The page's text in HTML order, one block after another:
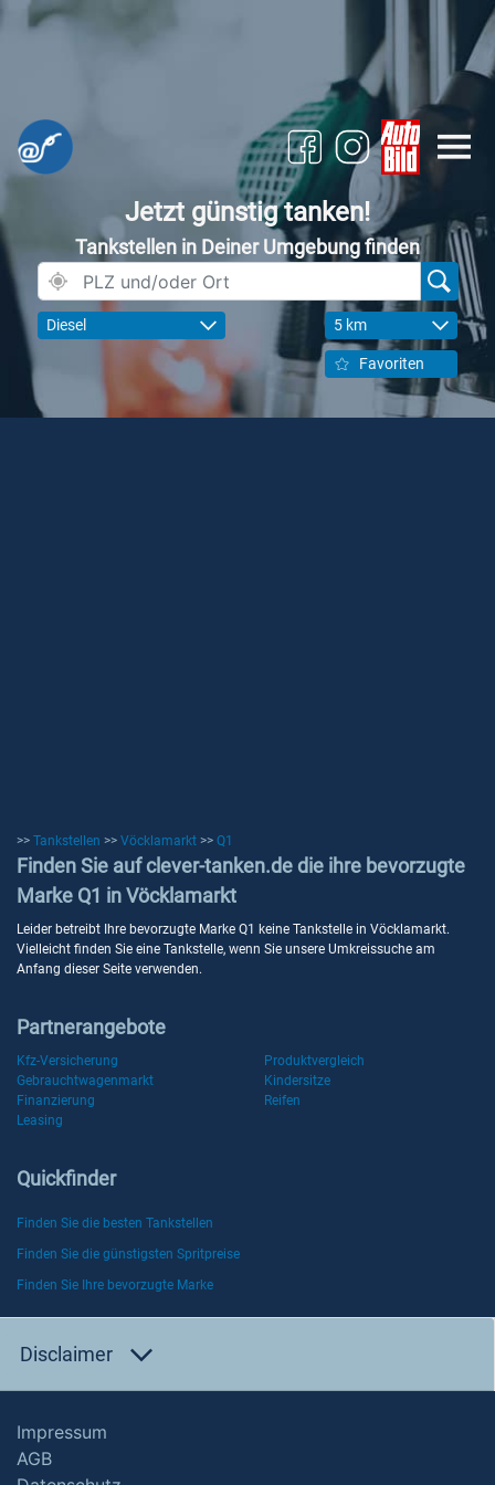
Jetzt günstig tanken!
Tankstellen in Deiner Umgebung finden
Diesel 5 km
Favoriten
>> Tankstellen >> Vöcklamarkt >> Q1
Finden Sie auf clever-tanken.de die ihre bevorzugte
Marke Q1 in Vöcklamarkt
Leider betreibt Ihre bevorzugte Marke Q1 keine Tankstelle in Vöcklamarkt.
Vielleicht finden Sie eine Tankstelle, wenn Sie unsere Umkreissuche am
Anfang dieser Seite verwenden.
Partnerangebote
Kfz-Versicherung
Produktvergleich
Gebrauchtwagenmarkt
Kindersitze
Finanzierung
Reifen
Leasing
Quickfinder
Finden Sie die besten Tankstellen
Finden Sie die günstigsten Spritpreise
Finden Sie Ihre bevorzugte Marke
Disclaimer
Impressum
AGB